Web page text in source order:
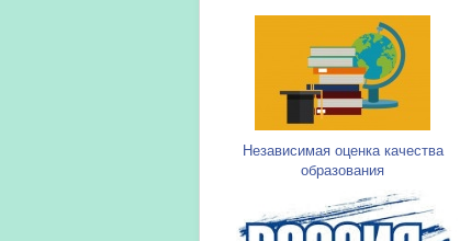
Независимая оценка качества
образования